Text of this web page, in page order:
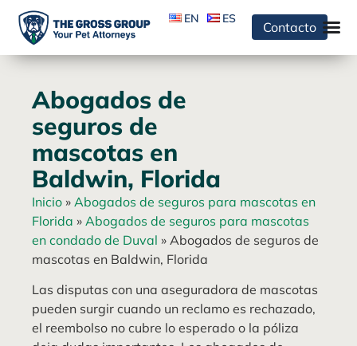
EN ES
Contacto
Abogados de
seguros de
mascotas en
Baldwin, Florida
Inicio » Abogados de seguros para mascotas en
Florida » Abogados de seguros para mascotas
en condado de Duval » Abogados de seguros de
mascotas en Baldwin, Florida
Las disputas con una aseguradora de mascotas
pueden surgir cuando un reclamo es rechazado,
el reembolso no cubre lo esperado o la póliza